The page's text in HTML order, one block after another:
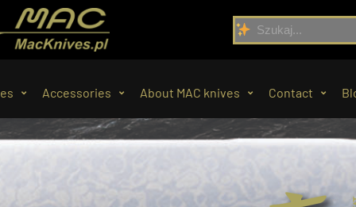
Accessories About MAC knives Contact